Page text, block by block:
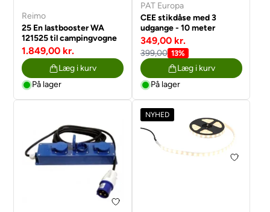
Reimo
25 En lastbooster WA
121525 til campingvogne
1.849,00 kr.
Læg i kurv
På lager
PAT Europa
CEE stikdåse med 3
udgange - 10 meter
349,00 kr.
399,00 13%
Læg i kurv
På lager
NYHED